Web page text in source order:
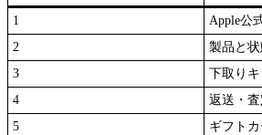
1
Apple公
2
製品と
3
下取り
4
返送・
5
ギフト